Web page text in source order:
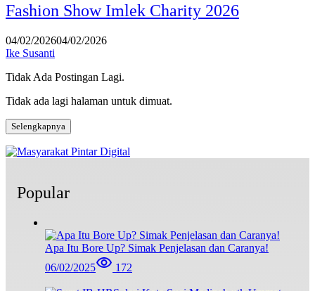
Fashion Show Imlek Charity 2026
04/02/202604/02/2026
Ike Susanti
Tidak Ada Postingan Lagi.
Tidak ada lagi halaman untuk dimuat.
Selengkapnya
Popular
Apa Itu Bore Up? Simak Penjelasan dan Caranya!
06/02/2025
172